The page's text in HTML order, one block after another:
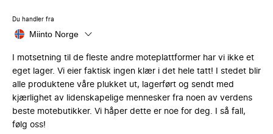
Du handler fra
Miinto Norge
I motsetning til de fleste andre moteplattformer har vi ikke et
eget lager. Vi eier faktisk ingen klær i det hele tatt! I stedet blir
alle produktene våre plukket ut, lagerført og sendt med
kjærlighet av lidenskapelige mennesker fra noen av verdens
beste motebutikker. Vi håper dette er noe for deg. I så fall,
følg oss!